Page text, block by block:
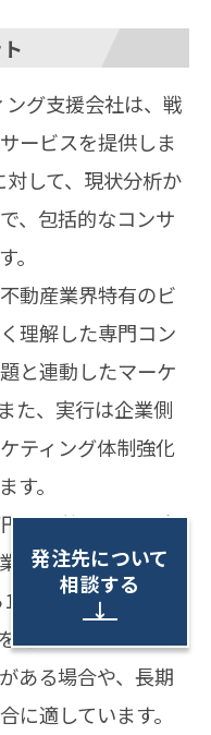
グ支援会社は、戦
ービスを提供しま
して、現状分析か
、包括的なコンサ
。
動産業界特有のビ
理解した専門コン
と連動したマーケ
た、実行は企業側
ティング体制強化
す。
から数百万円程度
向けのコンサルテ
円の規模になる
選ぶ企業は、自社
ある場合や、長期
に適しています。
発注先について
相談する
↓